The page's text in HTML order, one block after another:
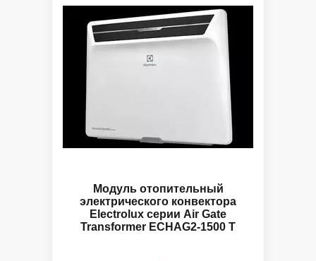
Модуль отопительный
электрического конвектора
Electrolux серии Air Gate
Transformer ECHAG2-1500 T